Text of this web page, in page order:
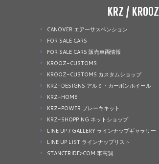
KRZ / KROOZ
CANOVER エアーサスペンション
FOR SALE CARS
FOR SALE CARS 販売車両情報
KROOZ-CUSTOMS
KROOZ-CUSTOMS カスタムショップ
KRZ-DESIGNS アルミ・カーボンホイール
KRZ-HOME
KRZ-POWER ブレーキキット
KRZ-SHOPPING ネットショップ
LINE UP / GALLERY ラインナップギャラリー
LINE UP LIST ラインナップリスト
STANCERIDE>COM 車高調